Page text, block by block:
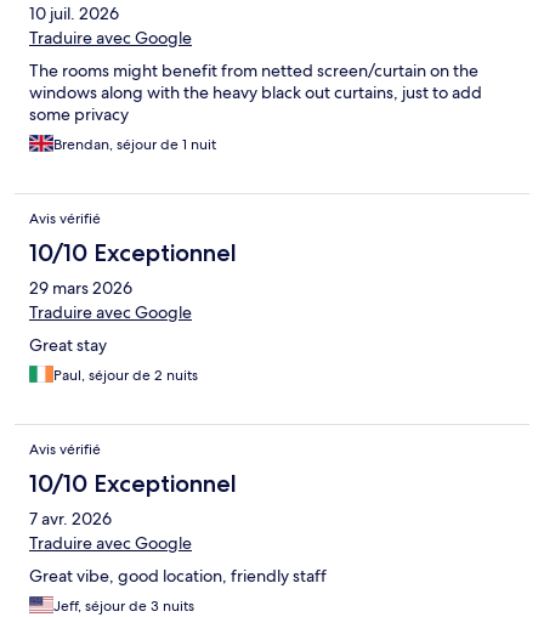
10 juil. 2026
Traduire avec Google
The rooms might benefit from netted screen/curtain on the
windows along with the heavy black out curtains, just to add
some privacy
Brendan, séjour de 1 nuit
Avis vérifié
10/10 Exceptionnel
29 mars 2026
Traduire avec Google
Great stay
Paul, séjour de 2 nuits
Avis vérifié
10/10 Exceptionnel
7 avr. 2026
Traduire avec Google
Great vibe, good location, friendly staff
Jeff, séjour de 3 nuits